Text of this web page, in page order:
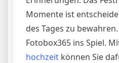
Momente ist
des Tages zu
Fotobox365 ins Spiel.
hochzeit können Sie